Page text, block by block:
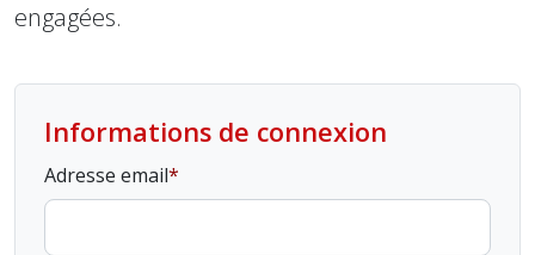
engagées.
Informations de connexion
Adresse email